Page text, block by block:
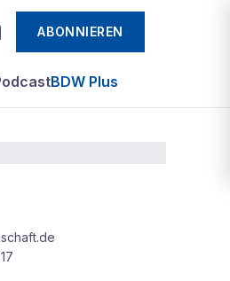
ABONNIEREN
BDW Plus